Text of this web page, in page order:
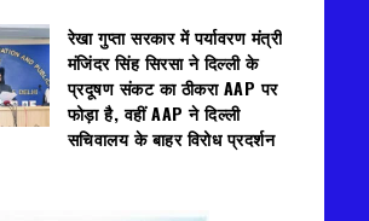
रेखा गुप्ता सरकार में पर्यावरण मंत्री
मंजिंदर सिंह सिरसा ने दिल्ली के
प्रदूषण संकट का ठीकरा AAP पर
फोड़ा है, वहीं AAP ने दिल्ली
सचिवालय के बाहर विरोध प्रदर्शन